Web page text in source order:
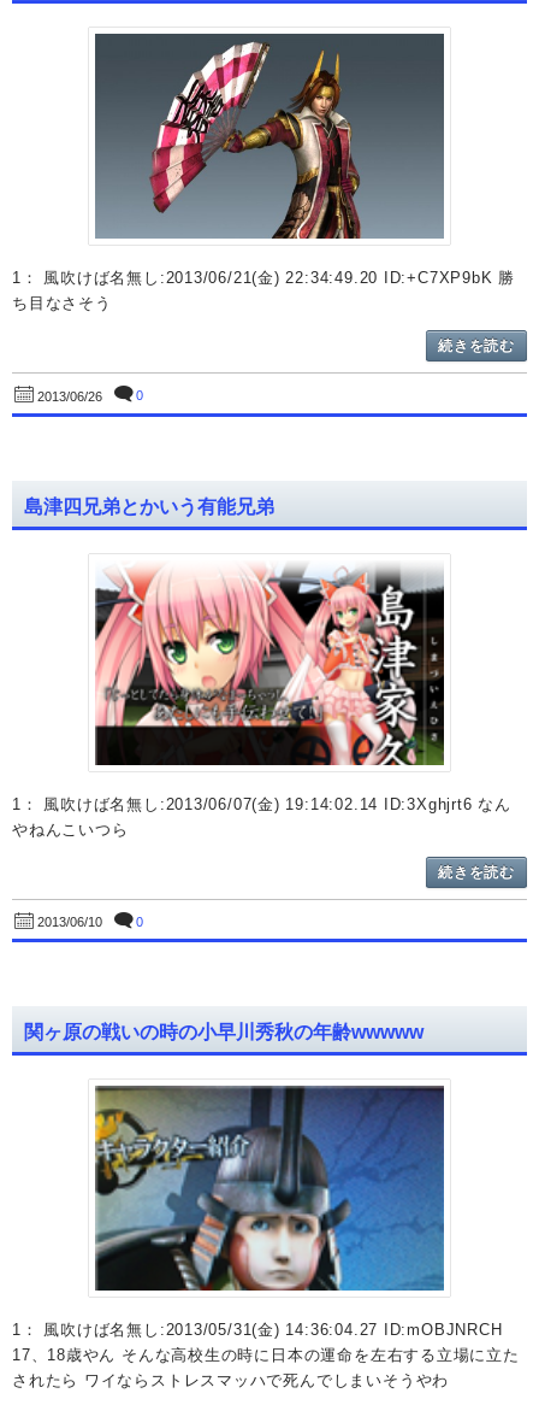
1： 風吹けば名無し:2013/06/21(金) 22:34:49.20 ID:+C7XP9bK 勝
ち目なさそう
続きを読む
2013/06/26 0
島津四兄弟とかいう有能兄弟
1： 風吹けば名無し:2013/06/07(金) 19:14:02.14 ID:3Xghjrt6 なん
やねんこいつら
続きを読む
2013/06/10 0
関ヶ原の戦いの時の小早川秀秋の年齢wwwww
1： 風吹けば名無し:2013/05/31(金) 14:36:04.27 ID:mOBJNRCH
17、18歳やん そんな高校生の時に日本の運命を左右する立場に立た
されたら ワイならストレスマッハで死んでしまいそうやわ